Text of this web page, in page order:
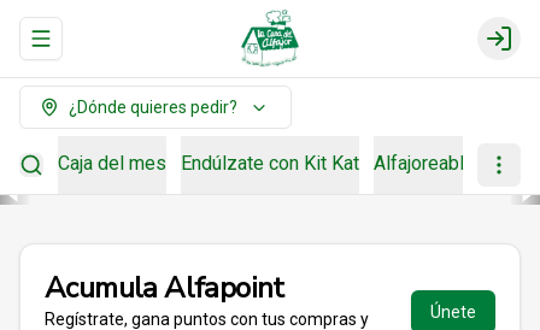
Abrir menu de navegación Login
¿Dónde quieres pedir?
Caja del mes Endúlzate con Kit Kat Alfajoreable Para
AcumulaAlfapoint
Regístrate, gana puntos con tus compras y
Únete